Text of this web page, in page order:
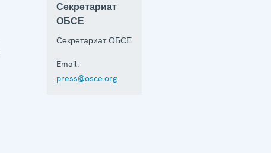
Секретариат
ОБСЕ
Секретариат ОБСЕ
Email:
press@osce.org